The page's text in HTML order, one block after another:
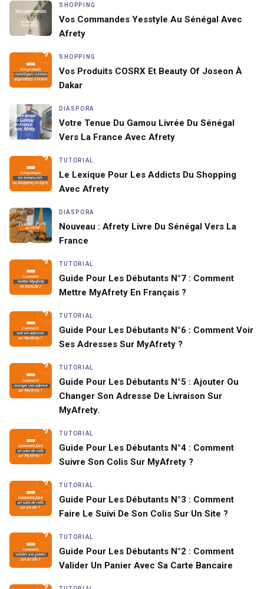
SHOPPING
Vos Commandes Yesstyle Au Sénégal Avec
Afrety
SHOPPING
Vos Produits COSRX Et Beauty Of Joseon À
Dakar
DIASPORA
Votre Tenue Du Gamou Livrée Du Sénégal
Vers La France Avec Afrety
TUTORIAL
Le Lexique Pour Les Addicts Du Shopping
Avec Afrety
DIASPORA
Nouveau : Afrety Livre Du Sénégal Vers La
France
TUTORIAL
Guide Pour Les Débutants N°7 : Comment
Mettre MyAfrety En Français ?
TUTORIAL
Guide Pour Les Débutants N°6 : Comment Voir
Ses Adresses Sur MyAfrety ?
TUTORIAL
Guide Pour Les Débutants N°5 : Ajouter Ou
Changer Son Adresse De Livraison Sur
MyAfrety.
TUTORIAL
Guide Pour Les Débutants N°4 : Comment
Suivre Son Colis Sur MyAfrety ?
TUTORIAL
Guide Pour Les Débutants N°3 : Comment
Faire Le Suivi De Son Colis Sur Un Site ?
TUTORIAL
Guide Pour Les Débutants N°2 : Comment
Valider Un Panier Avec Sa Carte Bancaire